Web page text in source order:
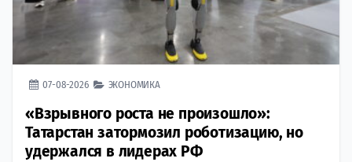
07-08-2026 ЭКОНОМИКА
«Взрывного роста не произошло»:
Татарстан затормозил роботизацию, но
удержался в лидерах РФ